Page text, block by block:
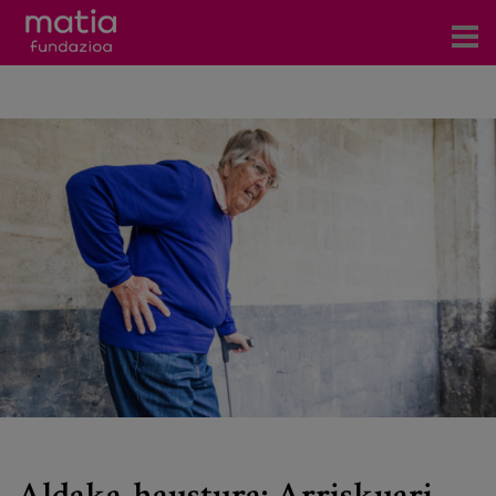
Zerbitzuak
Gertaerak
COVID-19
Harremanetarako
Berriak
Bloga